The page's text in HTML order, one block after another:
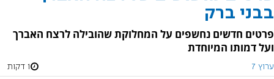
בבני ברק
פרטים חדשים נחשפים על המחלוקת שהובילה לרצח האברך
ועל דמותו המיוחדת
ערוץ 7 1 דקות